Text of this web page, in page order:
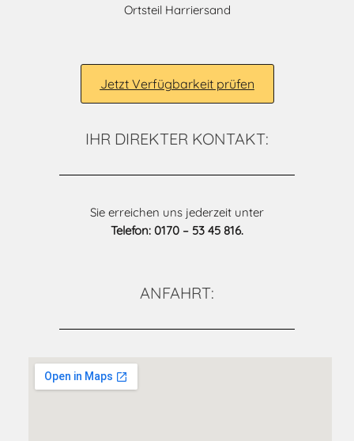
Ortsteil Harriersand
Jetzt Verfügbarkeit prüfen
IHR DIREKTER KONTAKT:
Sie erreichen uns jederzeit unter
Telefon: 0170 – 53 45 816.
ANFAHRT: